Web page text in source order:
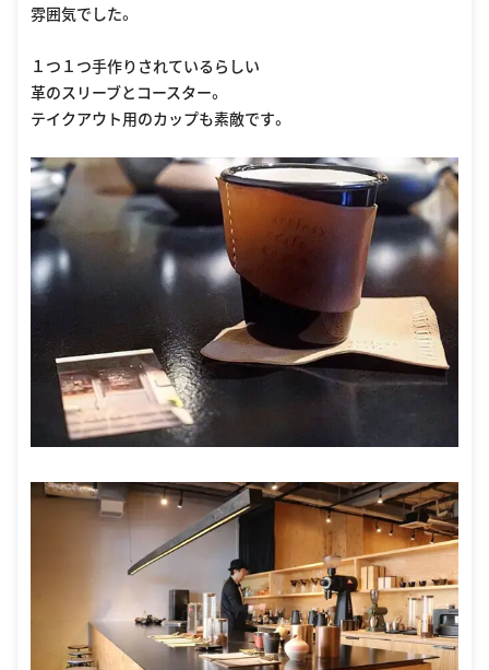
雰囲気でした。
１つ１つ手作りされているらしい
革のスリーブとコースター。
テイクアウト用のカップも素敵です。